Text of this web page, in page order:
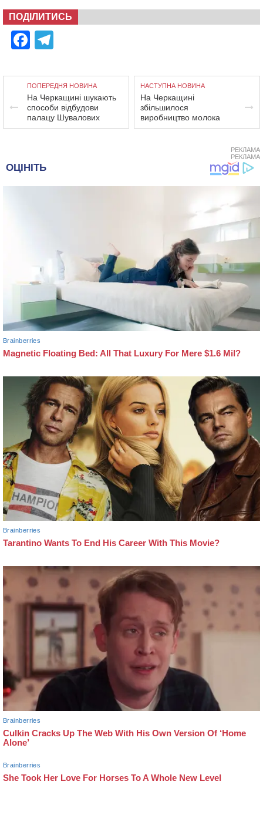
ПОДІЛИТИСЬ
Facebook
ПОПЕРЕДНЯ НОВИНА
На Черкащині шукають
способи відбудови
палацу Шувалових
НАСТУПНА НОВИНА
На Черкащині
збільшилося
виробництво молока
РЕКЛАМА
РЕКЛАМА